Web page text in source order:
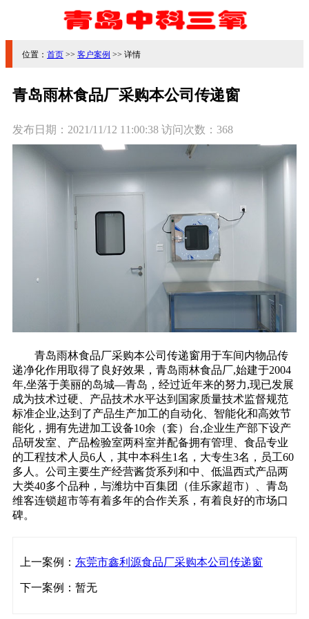
位置： 首页 >> 客户案例 >> 详情
青岛雨林食品厂采购本公司传递窗
发布日期： 2021/11/12 11:00:38 访问次数： 368
青岛雨林食品厂采购本公司传递窗用于车间内物品传
递净化作用取得了良好效果，青岛雨林食品厂,始建于2004
年,坐落于美丽的岛城—青岛，经过近年来的努力,现已发展
成为技术过硬、产品技术水平达到国家质量技术监督规范
标准企业,达到了产品生产加工的自动化、智能化和高效节
能化，拥有先进加工设备10余（套）台,企业生产部下设产
品研发室、产品检验室两科室并配备拥有管理、食品专业
的工程技术人员6人，其中本科生1名，大专生3名，员工60
多人。公司主要生产经营酱货系列和中、低温西式产品两
大类40多个品种，与潍坊中百集团（佳乐家超市）、青岛
维客连锁超市等有着多年的合作关系，有着良好的市场口
碑。
上一案例： 东莞市鑫利源食品厂采购本公司传递窗
下一案例：暂无